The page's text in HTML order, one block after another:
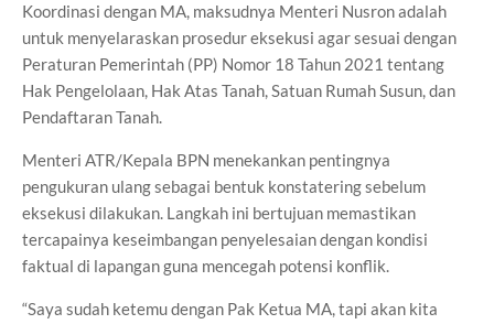
Koordinasi dengan MA, maksudnya Menteri Nusron adalah
untuk menyelaraskan prosedur eksekusi agar sesuai dengan
Peraturan Pemerintah (PP) Nomor 18 Tahun 2021 tentang
Hak Pengelolaan, Hak Atas Tanah, Satuan Rumah Susun, dan
Pendaftaran Tanah.
Menteri ATR/Kepala BPN menekankan pentingnya
pengukuran ulang sebagai bentuk konstatering sebelum
eksekusi dilakukan. Langkah ini bertujuan memastikan
tercapainya keseimbangan penyelesaian dengan kondisi
faktual di lapangan guna mencegah potensi konflik.
“Saya sudah ketemu dengan Pak Ketua MA, tapi akan kita